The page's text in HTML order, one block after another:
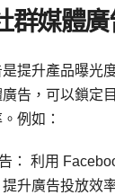
群媒體廣
提升產品曝光
告，可以鎖定
例如：
： 利用
升廣告投放效